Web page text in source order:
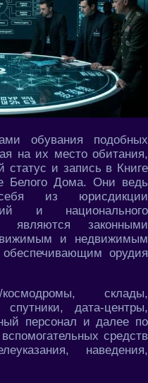
обувания подобных
на их место обитания,
статус и запись в Книге
Белого Дома. Они ведь
из юрисдикции
и национального
являются законными
и недвижимым
орудия
склады,
дата-центры,
персонал и далее по
средств
наведения,